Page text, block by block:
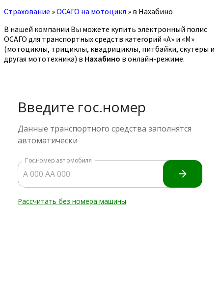
Страхование »ОСАГО на мотоцикл » в Нахабино
В нашей компании Вы можете купить электронный полис
ОСАГО для транспортных средств категорий «A» и «M»
(мотоциклы, трициклы, квадрициклы, питбайки, скутеры и
другая мототехника) в Нахабино в онлайн-режиме.